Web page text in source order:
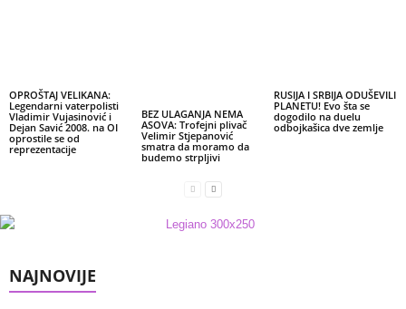
OPROŠTAJ VELIKANA:
Legendarni vaterpolisti
Vladimir Vujasinović i
Dejan Savić 2008. na OI
oprostile se od
reprezentacije
BEZ ULAGANJA NEMA
ASOVA: Trofejni plivač
Velimir Stjepanović
smatra da moramo da
budemo strpljivi
RUSIJA I SRBIJA ODUŠEVILI
PLANETU! Evo šta se
dogodilo na duelu
odbojkašica dve zemlje
NAJNOVIJE